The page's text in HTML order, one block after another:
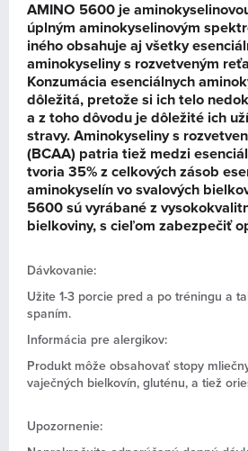
AMINO 5600 je
úplným aminokyselinovým
iného obsahuje aj všetky
aminokyseliny s rozvetveným
Konzumácia esenciálnych
dôležitá, pretože si ich telo
a z toho dôvodu je dôležité ich
stravy. Aminokyseliny s
(BCAA) patria tiež medzi
tvoria 35% z celkových zásob
aminokyselín vo svalových
5600 sú vyrábané z
bielkoviny, s cieľom zabezpečiť
Dávkovanie:
Užite 1-3 porcie pred a po tréningu a
spaním.
Informácia pre alergikov:
Produkt môže obsahovať stopy
vaječných bielkovín, gluténu, a tiež
Upozornenie: